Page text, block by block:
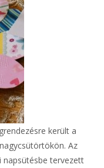
került a
Az
napsütésbe tervezett